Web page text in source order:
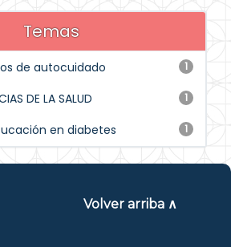
Temas
1
de autocuidado
1
DE LA SALUD
1
en diabetes
Volver arriba ∧